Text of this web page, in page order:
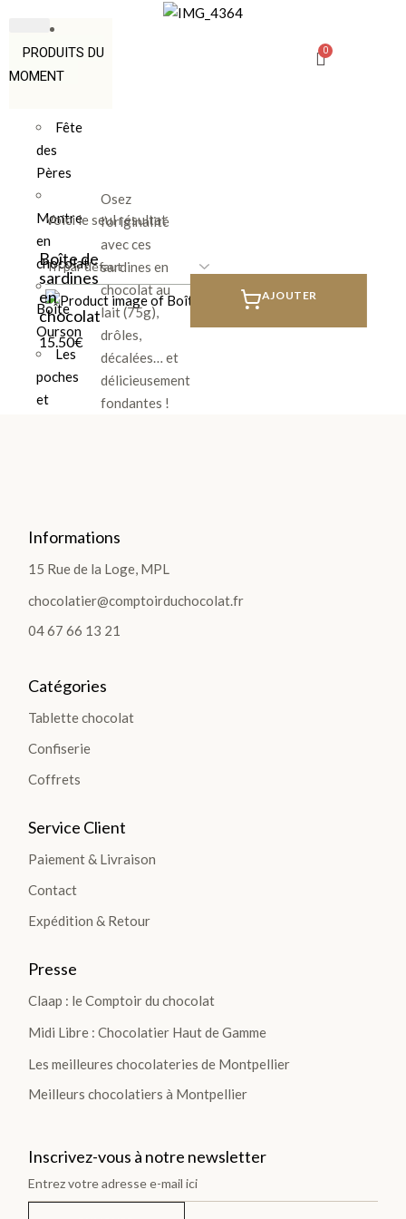
PRODUITS DU
MOMENT
Fête
des
Pères
Montre
en
chocolat
Boîte
Ourson
Les
poches
et
Tablettes
SÉLECTION
>
E
DES
PÈR
ES >
BOÎTES &
Voici le seul résultat
Boîte de
sardines
en
chocolat
15.50€
Osez
l’originalité
avec ces
sardines en
chocolat au
lait (75g),
drôles,
décalées… et
délicieusement
fondantes !
AJOUTER
Informations
15 Rue de la Loge, MPL
chocolatier@comptoirduchocolat.fr
04 67 66 13 21
Catégories
Tablette chocolat
Confiserie
Coffrets
Service Client
Paiement & Livraison
Contact
Expédition & Retour
Presse
Claap : le Comptoir du chocolat
Midi Libre : Chocolatier Haut de Gamme
Les meilleures chocolateries de Montpellier
Meilleurs chocolatiers à Montpellier
Inscrivez-vous à notre newsletter